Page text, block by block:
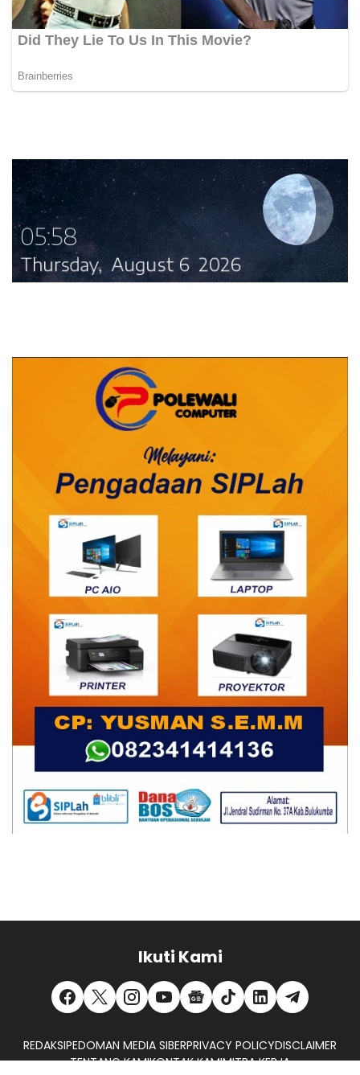
Ikuti Kami
REDAKSIPEDOMAN MEDIA SIBERPRIVACY POLICYDISCLAIMER
TENTANG KAMIKONTAK KAMIMITRA KERJA